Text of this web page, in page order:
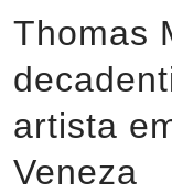
Thomas
artista
Veneza